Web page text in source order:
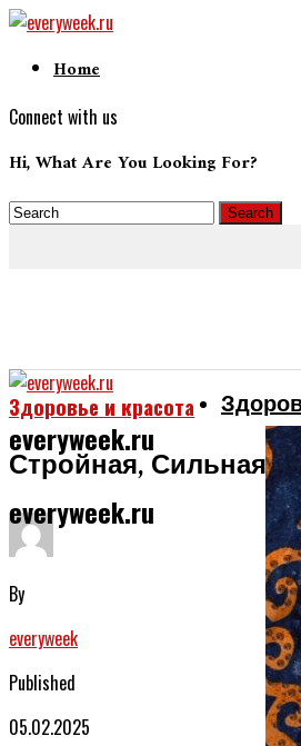
Home
Connect with us
Hi, What Are You Looking For?
everyweek.ru
everyweek.ru
Здоровье и красота
Стройная, Сильная,
By
everyweek
Published
05.02.2025